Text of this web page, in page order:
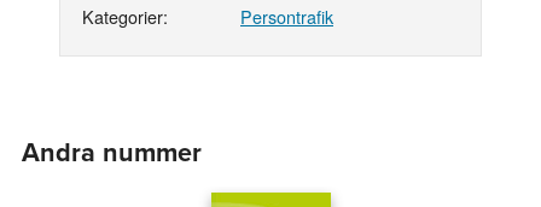
Kategorier:
Persontrafik
Andra nummer